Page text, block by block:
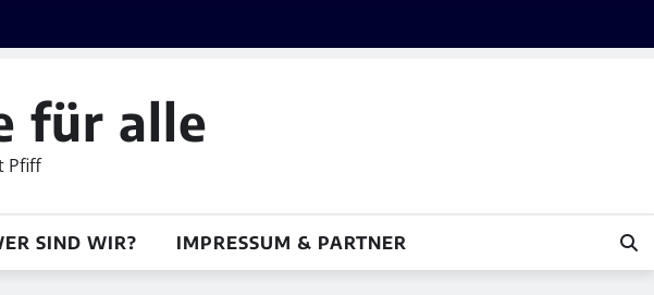
für alle
Pfiff
SIND WIR? IMPRESSUM & PARTNER